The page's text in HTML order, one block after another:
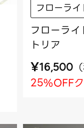
フローラ
フローラ
トリア
¥16,500 （
25%OFF